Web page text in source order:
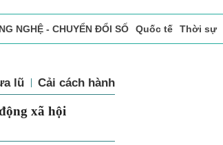
NGHỆ - CHUYỂN ĐỔI SỐ Quốc tế Thời sự
lũ Cải cách hành chính
xã hội